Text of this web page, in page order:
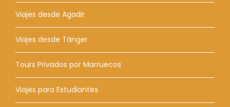
Viajes desde Agadir
Viajes desde Tánger
Tours Privados por Marruecos
Viajes para Estudiantes